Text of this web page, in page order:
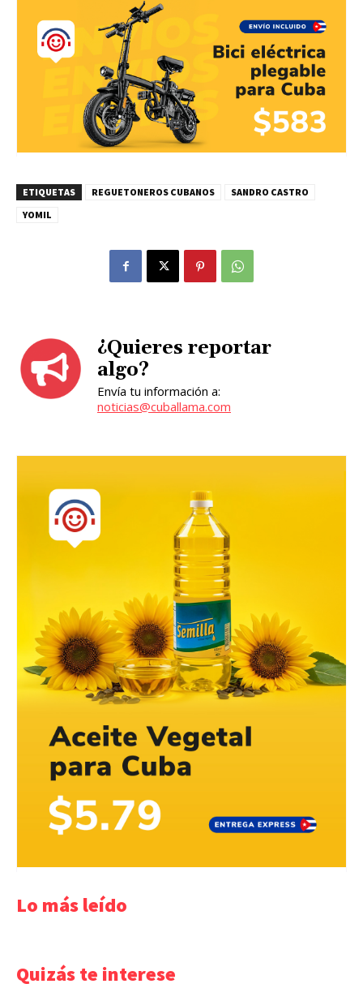
ETIQUETAS REGUETONEROS CUBANOS
SANDRO CASTRO
YOMIL
¿Quieres reportar
algo?
Envía tu información a:
noticias@cuballama.com
Lo más leído
Quizás te interese